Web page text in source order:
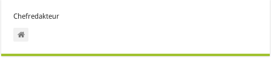
Chefredakteur